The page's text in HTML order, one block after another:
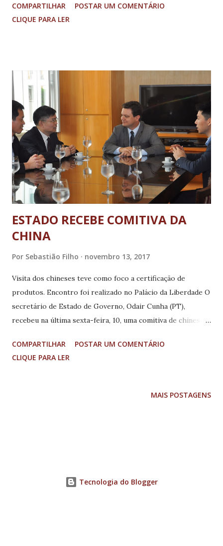
pela Rede Mineira de Tecnologia Assistiva (RMTA), do
Governo do Estado de Minas Gerais. O desafio foi
estadual entre 31 de outubro e 4 de novembro de 2017, em
Belo Horizonte. Hackaton é um evento no qual
profissionais ligados a desenvolvimento de softwares
devem desenvolver um sistema que atenda a uma demanda,
ou projetos inovadores e utilizáveis. Nesse caso, o
Hackatech Assistivo foi promovido pela RMTA com o
desafio: “Desenvolva soluções em Tecnologia Assistiva para
as pessoas com deficiência e mobilidade reduzida em favor
do seu crescimento e autonomia na soci...
COMPARTILHAR
POSTAR UM COMENTÁRIO
CLIQUE PARA LER
ESTADO RECEBE COMITIVA DA
CHINA
Por Sebastião Filho novembro 13, 2017
Visita dos chineses teve como foco a certificação de
produtos. Encontro foi realizado no Palácio da Liberdade O
secretário de Estado de Governo, Odair Cunha (PT),
recebeu na última sexta-feira, 10, uma comitiva de chineses
Guangdong. Durante o encontro realizado no Palácio da
Liberdade, em Belo Horizonte, o secretário deixou uma
Instituto de Metrologia e Qualidade do Estado de Minas
COMPARTILHAR
POSTAR UM COMENTÁRIO
CLIQUE PARA LER
MAIS POSTAGENS
Tecnologia do Blogger